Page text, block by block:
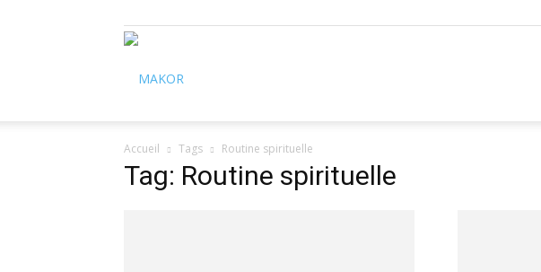
Accueil Tags Routine spirituelle
Tag: Routine spirituelle